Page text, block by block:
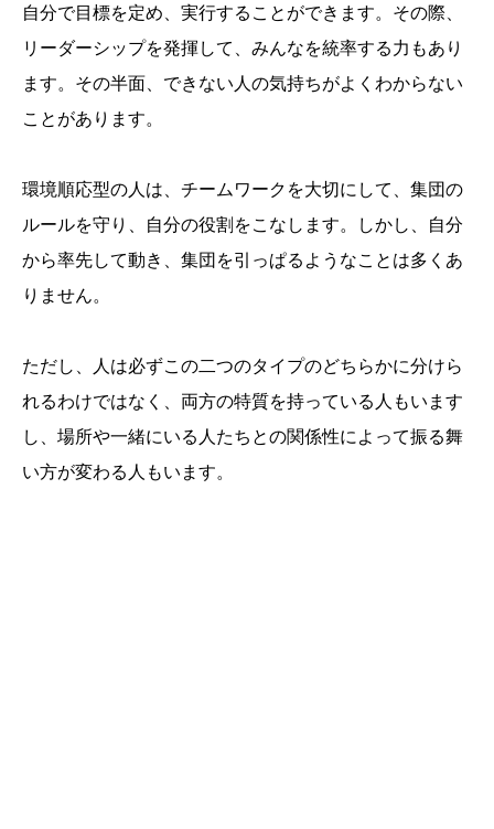
自分で目標を定め、実行することができます。その際、
リーダーシップを発揮して、みんなを統率する力もあり
ます。その半面、できない人の気持ちがよくわからない
ことがあります。
環境順応型の人は、チームワークを大切にして、集団の
ルールを守り、自分の役割をこなします。しかし、自分
から率先して動き、集団を引っぱるようなことは多くあ
りません。
ただし、人は必ずこの二つのタイプのどちらかに分けら
れるわけではなく、両方の特質を持っている人もいます
し、場所や一緒にいる人たちとの関係性によって振る舞
い方が変わる人もいます。